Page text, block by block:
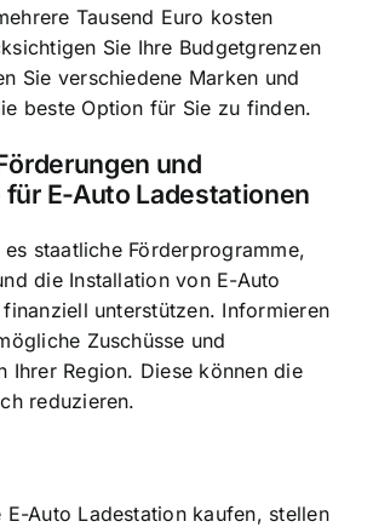
Tausend Euro kosten
Sie Ihre Budgetgrenzen
Sie verschiedene Marken und
beste Option für Sie zu finden.
und
E-Auto Ladestationen
staatliche Förderprogramme,
die Installation von E-Auto
unterstützen. Informieren
Zuschüsse und
Ihrer Region. Diese können die
reduzieren.
E-Auto Ladestation kaufen, stellen